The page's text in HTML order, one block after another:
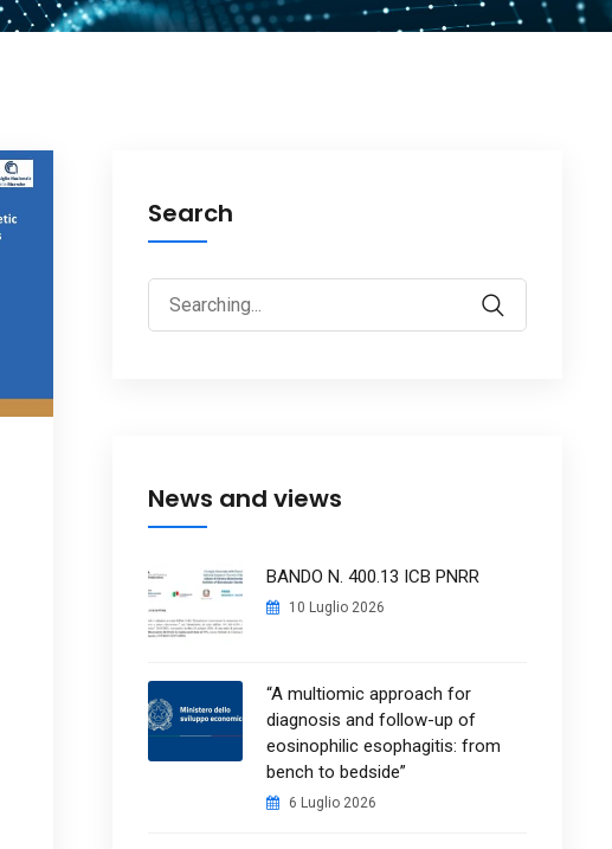
Search
Search
for:
Cerca
News and views
BANDO N. 400.13 ICB PNRR
10 Luglio 2026
“A multiomic approach for
diagnosis and follow-up of
eosinophilic esophagitis: from
bench to bedside”
6 Luglio 2026